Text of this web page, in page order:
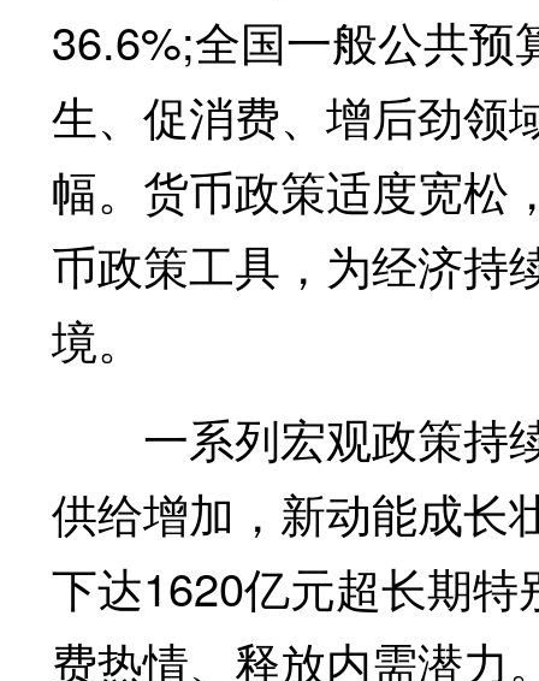
36.6%;全国一般公共预
生、促消费、增后劲领
幅。货币政策适度宽松
币政策工具，为经济持
境。
一系列宏观政策持
供给增加，新动能成长
下达1620亿元超长期
费热情、释放内需潜力